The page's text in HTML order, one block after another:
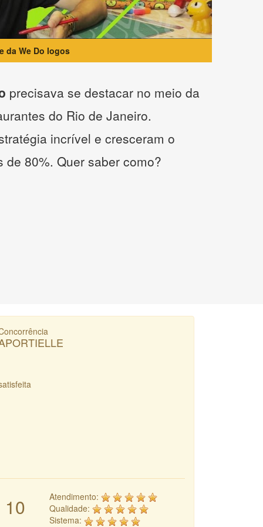
da We Do logos
precisava se destacar no meio da
do Rio de Janeiro.
incrível e cresceram o
de 80%. Quer saber como?
10
Atendimento:
Qualidade:
Sistema: